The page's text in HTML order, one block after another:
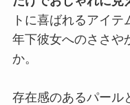
トに喜ばれるアイ
年下彼女へのささや
か。
存在感のあるパール